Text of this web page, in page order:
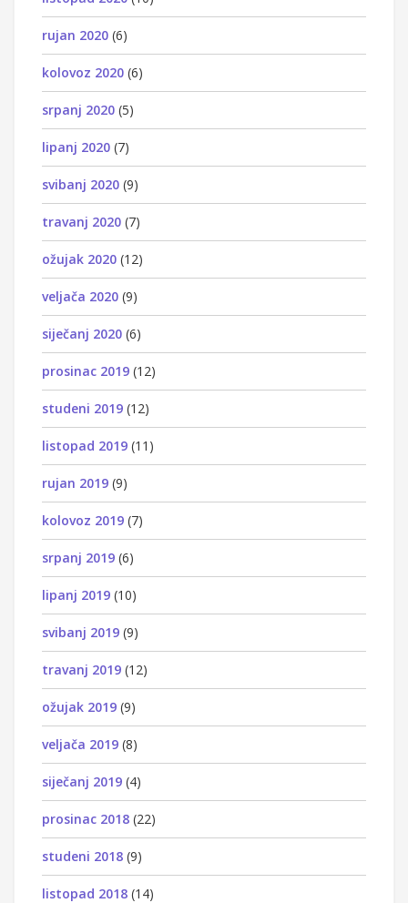
rujan 2020 (6)
kolovoz 2020 (6)
srpanj 2020 (5)
lipanj 2020 (7)
svibanj 2020 (9)
travanj 2020 (7)
ožujak 2020 (12)
veljača 2020 (9)
siječanj 2020 (6)
prosinac 2019 (12)
studeni 2019 (12)
listopad 2019 (11)
rujan 2019 (9)
kolovoz 2019 (7)
srpanj 2019 (6)
lipanj 2019 (10)
svibanj 2019 (9)
travanj 2019 (12)
ožujak 2019 (9)
veljača 2019 (8)
siječanj 2019 (4)
prosinac 2018 (22)
studeni 2018 (9)
listopad 2018 (14)